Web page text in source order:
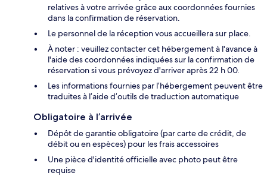
relatives à votre arrivée grâce aux coordonnées fournies
dans la confirmation de réservation.
Le personnel de la réception vous accueillera sur place.
À noter : veuillez contacter cet hébergement à l'avance à
l'aide des coordonnées indiquées sur la confirmation de
réservation si vous prévoyez d'arriver après 22 h 00.
Les informations fournies par l’hébergement peuvent être
traduites à l’aide d’outils de traduction automatique
Obligatoire à l’arrivée
Dépôt de garantie obligatoire (par carte de crédit, de
débit ou en espèces) pour les frais accessoires
Une pièce d'identité officielle avec photo peut être
requise